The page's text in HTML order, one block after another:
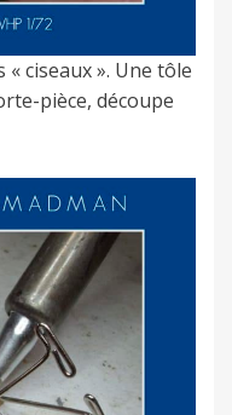
« ciseaux ». Une tôle
pièce, découpe